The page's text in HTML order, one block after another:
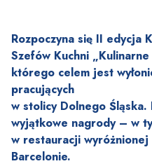
Rozpoczyna się II edycja
Szefów Kuchni
którego celem jest
pracujących
w stolicy Dolnego Śląska.
wyjątkowe nagrody – w
w restauracji
Barcelonie.